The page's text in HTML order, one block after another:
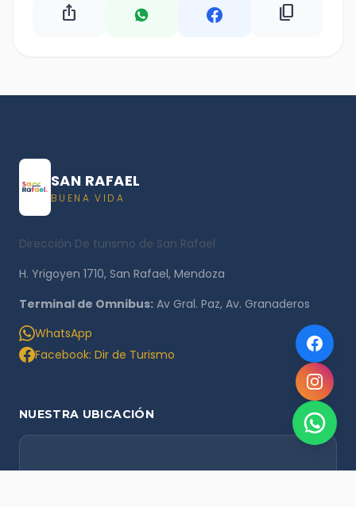
ios_share content_copy
SAN RAFAEL
BUENA VIDA
Dirección De turismo de San Rafael
H. Yrigoyen 1710, San Rafael, Mendoza
Terminal de Omnibus: Av Gral. Paz, Av. Granaderos
WhatsApp
Facebook: Dir de Turismo
NUESTRA UBICACIÓN